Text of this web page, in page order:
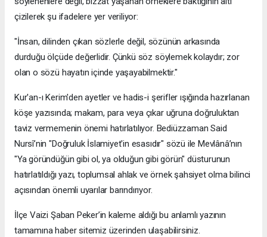
çizilerek şu ifadelere yer veriliyor:
​"İnsan, dilinden çıkan sözlerle değil, sözünün arkasında
durduğu ölçüde değerlidir. Çünkü söz söylemek kolaydır; zor
olan o sözü hayatın içinde yaşayabilmektir."
​Kur'an-ı Kerim'den ayetler ve hadis-i şerifler ışığında hazırlanan
köşe yazısında; makam, para veya çıkar uğruna doğruluktan
taviz vermemenin önemi hatırlatılıyor. Bediüzzaman Said
Nursî’nin "Doğruluk İslamiyet'in esasıdır" sözü ile Mevlânâ’nın
"Ya göründüğün gibi ol, ya olduğun gibi görün" düsturunun
hatırlatıldığı yazı, toplumsal ahlak ve örnek şahsiyet olma bilinci
açısından önemli uyarılar barındırıyor.
​İlçe Vaizi Şaban Peker’in kaleme aldığı bu anlamlı yazının
tamamına haber sitemiz üzerinden ulaşabilirsiniz.